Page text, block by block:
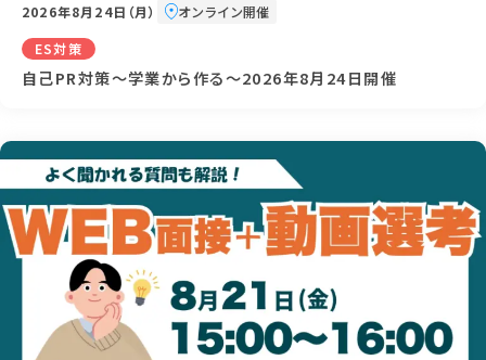
2026年8月24日（月） オンライン開催
ES対策
自己PR対策～学業から作る～2026年8月24日開催